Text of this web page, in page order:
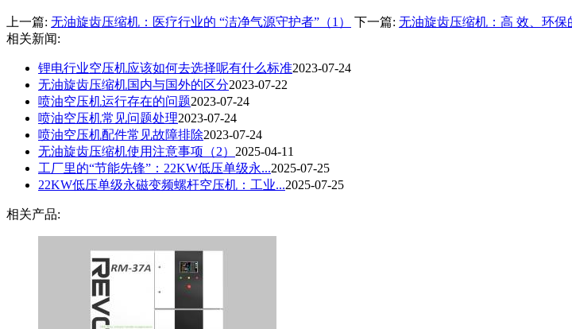
上一篇: 无油旋齿压缩机：医疗行业的 “洁净气源守护者”（1） 下一篇: 无油旋齿压缩机：高 效、环保
相关新闻:
锂电行业空压机应该如何去选择呢有什么标准2023-07-24
无油旋齿压缩机国内与国外的区分2023-07-22
喷油空压机运行存在的问题2023-07-24
喷油空压机常见问题处理2023-07-24
喷油空压机配件常见故障排除2023-07-24
无油旋齿压缩机使用注意事项（2） 2025-04-11
工厂里的“节能先锋”：22KW低压单级永...2025-07-25
22KW低压单级永磁变频螺杆空压机：工业...2025-07-25
相关产品: